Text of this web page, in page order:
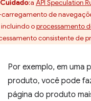
Cuidado:a API Speculation
de
incluindo oprocessamento
consistente de
Por exemplo, em uma
produto, você pode
página do produto